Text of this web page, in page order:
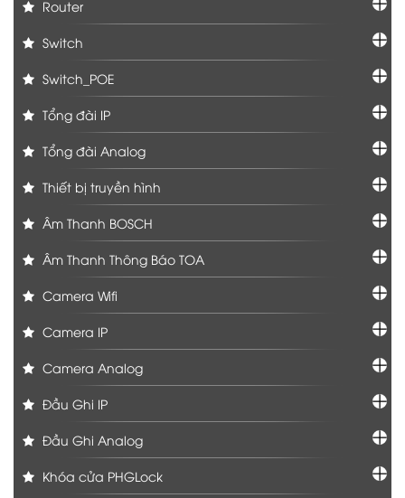
Router
Switch
Switch_POE
Tổng đài IP
Tổng đài Analog
Thiết bị truyền hình
Âm Thanh BOSCH
Âm Thanh Thông Báo TOA
Camera Wifi
Camera IP
Camera Analog
Đầu Ghi IP
Đầu Ghi Analog
Khóa cửa PHGLock